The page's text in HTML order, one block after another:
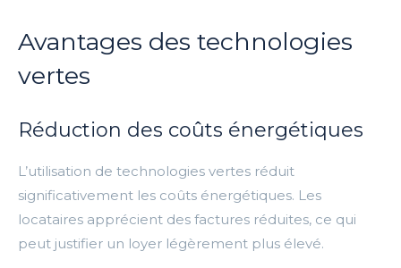
Avantages des technologies
vertes
Réduction des coûts énergétiques
L’utilisation de technologies vertes réduit
significativement les coûts énergétiques. Les
locataires apprécient des factures réduites, ce qui
peut justifier un loyer légèrement plus élevé.